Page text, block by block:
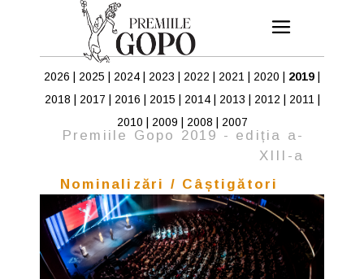
2026 2025 2024 2023 2022 2021 2020 2019
2018
2017 2016 2015 2014| 2013 2012 2011
2010
2009 2008 2007
Premiile Gopo 2019 - ediția a-
XIII-a
Nominalizări / Câștigători